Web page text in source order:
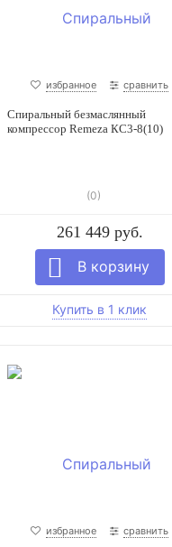
избранное сравнить
Спиральный безмаслянный
компрессор Remeza КС3-8(10)
(0)
261 449 руб.
избранное сравнить